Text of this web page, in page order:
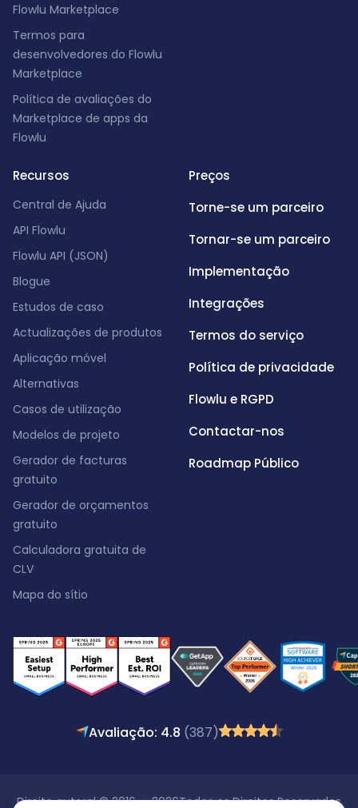
Flowlu Marketplace
Termos para
desenvolvedores do Flowlu
Marketplace
Política de avaliações do
Marketplace de apps da
Flowlu
Recursos
Central de Ajuda
API Flowlu
Flowlu API (JSON)
Blogue
Estudos de caso
Actualizações de produtos
Aplicação móvel
Alternativas
Casos de utilização
Modelos de projeto
Gerador de facturas
gratuito
Gerador de orçamentos
gratuito
Calculadora gratuita de
CLV
Mapa do sítio
Preços
Torne-se um parceiro
Tornar-se um parceiro
Implementação
Integrações
Termos do serviço
Política de privacidade
Flowlu e RGPD
Contactar-nos
Roadmap Público
Avaliação: 4.8 (387)
Direito autoral © 2016 - 2026Todos os Direitos Reservados